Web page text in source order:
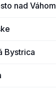
nad Váhom
Bystrica